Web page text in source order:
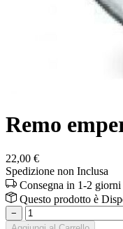
Remo
22,00 €
Spedizione non Inclusa
Consegna in 1-2
Questo prodotto è
−